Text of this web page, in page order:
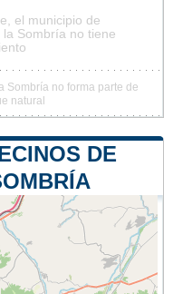
el municipio de
la Sombría no tiene
Sombría no forma parte de
natural
DE